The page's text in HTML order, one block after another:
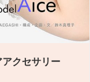
クセサリー